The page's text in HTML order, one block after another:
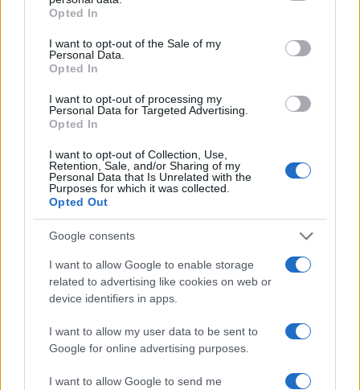
grant or deny consent to Google and its third-party tags to
use your data for below specified purposes in below Google
consent section.
Opted In
I want to opt-out of the Sale of my
Personal Data.
Opted In
I want to opt-out of processing my
Personal Data for Targeted Advertising.
Opted In
I want to opt-out of Collection, Use,
Retention, Sale, and/or Sharing of my
Personal Data that Is Unrelated with the
Purposes for which it was collected.
Opted Out
Google consents
I want to allow Google to enable storage
related to advertising like cookies on web or
device identifiers in apps.
I want to allow my user data to be sent to
Google for online advertising purposes.
I want to allow Google to send me
Berecz Andrást Kolozsváron milicisták,
Megkezdte körútját a Kárpát-medencében Berecz András
Szívverés a magasban című fotókiállítása, melynek révén
évszázados harangok belsejében őrzött nyomokból tárul fel
a történelem.
EZEN A NAPON TÖRTÉNT
Március 26-án történt
1926-ban ezen a napon született Kallós Zoltán kétszeres
Kossuth-díjas erdélyi magyar néprajzkutató, népzenegyűjtő,
a Magyar Corvin-lánc tulajdonosa. A Nemzet Művésze
címmel kitüntetett néprajzkutató nagy szerepet játszott az
erdélyi és magyarországi táncházmozgalom létrejöttében
és elterjedésében, népzenei gyűjtőmunkája során mintegy
tizenötezer dallamot jegyzett le, és számos hanghordozót
(kazettát, CD-t) jelentetett meg.